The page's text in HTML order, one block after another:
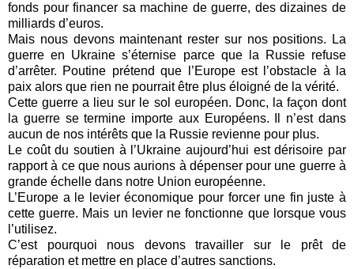
fonds pour financer sa machine de guerre, des dizaines de
milliards d’euros.
Mais nous devons maintenant rester sur nos positions. La
guerre en Ukraine s’éternise parce que la Russie refuse
d’arrêter. Poutine prétend que l’Europe est l’obstacle à la
paix alors que rien ne pourrait être plus éloigné de la vérité.
Cette guerre a lieu sur le sol européen. Donc, la façon dont
la guerre se termine importe aux Européens. Il n’est dans
aucun de nos intérêts que la Russie revienne pour plus.
Le coût du soutien à l’Ukraine aujourd’hui est dérisoire par
rapport à ce que nous aurions à dépenser pour une guerre à
grande échelle dans notre Union européenne.
L’Europe a le levier économique pour forcer une fin juste à
cette guerre. Mais un levier ne fonctionne que lorsque vous
l’utilisez.
C’est pourquoi nous devons travailler sur le prêt de
réparation et mettre en place d’autres sanctions.